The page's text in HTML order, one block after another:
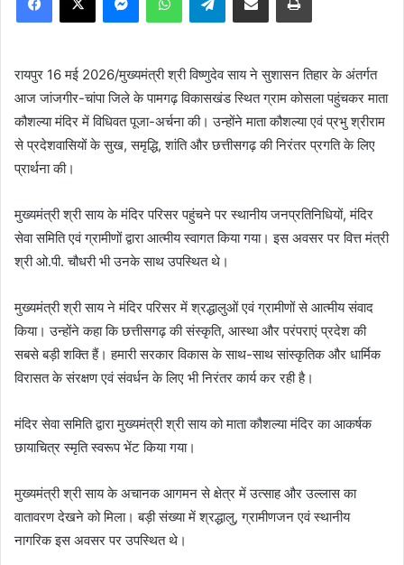
रायपुर 16 मई 2026/मुख्यमंत्री श्री विष्णुदेव साय ने सुशासन तिहार के अंतर्गत
आज जांजगीर-चांपा जिले के पामगढ़ विकासखंड स्थित ग्राम कोसला पहुंचकर माता
कौशल्या मंदिर में विधिवत पूजा-अर्चना की। उन्होंने माता कौशल्या एवं प्रभु श्रीराम
से प्रदेशवासियों के सुख, समृद्धि, शांति और छत्तीसगढ़ की निरंतर प्रगति के लिए
प्रार्थना की।
मुख्यमंत्री श्री साय के मंदिर परिसर पहुंचने पर स्थानीय जनप्रतिनिधियों, मंदिर
सेवा समिति एवं ग्रामीणों द्वारा आत्मीय स्वागत किया गया। इस अवसर पर वित्त मंत्री
श्री ओ.पी. चौधरी भी उनके साथ उपस्थित थे।
मुख्यमंत्री श्री साय ने मंदिर परिसर में श्रद्धालुओं एवं ग्रामीणों से आत्मीय संवाद
किया। उन्होंने कहा कि छत्तीसगढ़ की संस्कृति, आस्था और परंपराएं प्रदेश की
सबसे बड़ी शक्ति हैं। हमारी सरकार विकास के साथ-साथ सांस्कृतिक और धार्मिक
विरासत के संरक्षण एवं संवर्धन के लिए भी निरंतर कार्य कर रही है।
मंदिर सेवा समिति द्वारा मुख्यमंत्री श्री साय को माता कौशल्या मंदिर का आकर्षक
छायाचित्र स्मृति स्वरूप भेंट किया गया।
मुख्यमंत्री श्री साय के अचानक आगमन से क्षेत्र में उत्साह और उल्लास का
वातावरण देखने को मिला। बड़ी संख्या में श्रद्धालु, ग्रामीणजन एवं स्थानीय
नागरिक इस अवसर पर उपस्थित थे।